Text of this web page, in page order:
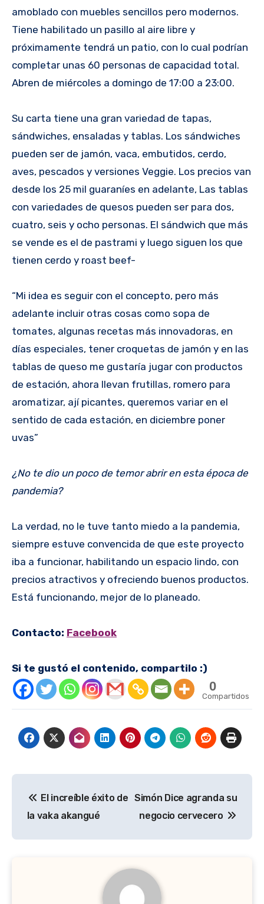
amoblado con muebles sencillos pero modernos.
Tiene habilitado un pasillo al aire libre y
próximamente tendrá un patio, con lo cual podrían
completar unas 60 personas de capacidad total.
Abren de miércoles a domingo de 17:00 a 23:00.
Su carta tiene una gran variedad de tapas,
sándwiches, ensaladas y tablas. Los sándwiches
pueden ser de jamón, vaca, embutidos, cerdo,
aves, pescados y versiones Veggie. Los precios van
desde los 25 mil guaraníes en adelante, Las tablas
con variedades de quesos pueden ser para dos,
cuatro, seis y ocho personas. El sándwich que más
se vende es el de pastrami y luego siguen los que
tienen cerdo y roast beef-
“Mi idea es seguir con el concepto, pero más
adelante incluir otras cosas como sopa de
tomates, algunas recetas más innovadoras, en
días especiales, tener croquetas de jamón y en las
tablas de queso me gustaría jugar con productos
de estación, ahora llevan frutillas, romero para
aromatizar, ají picantes, queremos variar en el
sentido de cada estación, en diciembre poner
uvas”
¿No te dio un poco de temor abrir en esta época de
pandemia?
La verdad, no le tuve tanto miedo a la pandemia,
siempre estuve convencida de que este proyecto
iba a funcionar, habilitando un espacio lindo, con
precios atractivos y ofreciendo buenos productos.
Está funcionando, mejor de lo planeado.
Contacto: Facebook
Si te gustó el contenido, compartilo :)
0
Compartidos
de
entradas
El increíble éxito de
la vaka akangué
Simón Dice agranda su
negocio cervecero